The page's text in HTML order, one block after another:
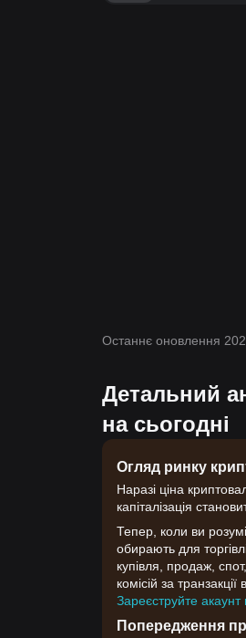
Останнє оновлення
Детальний
на сьогодні
Огляд ринку
Наразі ціна
капіталізація
Тепер, коли ви
обирають для
купівля, продаж,
комісій за транзакції
Зареєструйте акаунт
Попередження